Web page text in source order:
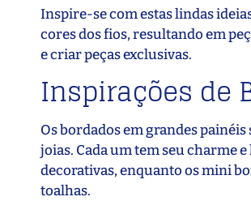
Inspire-se com estas lindas
cores dos fios, resultando em
e criar peças exclusivas.
Inspirações de
Os bordados em grandes
joias. Cada um tem seu charme
decorativas, enquanto os mini
toalhas.